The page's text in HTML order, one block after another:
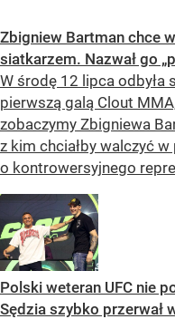
Zbigniew Bartman chce
siatkarzem. Nazwał go
W środę 12 lipca odbyła
pierwszą galą Clout
zobaczymy Zbigniewa
z kim chciałby walczyć
o kontrowersyjnego
Polski weteran UFC nie
Sędzia szybko przerwał